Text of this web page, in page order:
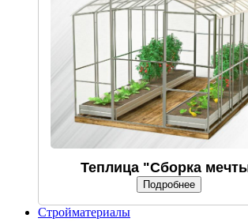
Теплица "Сборка
Подробнее
Стройматериалы